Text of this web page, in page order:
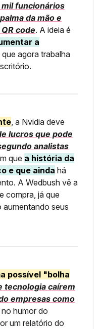
funcionários
da mão e
code. A ideia é
a
que agora trabalha
, a Nvidia deve
lucros que pode
analistas
que a história da
e que ainda há
A Wedbush vê a
compra, já que
aumentando seus
possível "bolha
tecnologia caírem
empresas como
humor do
um relatório do